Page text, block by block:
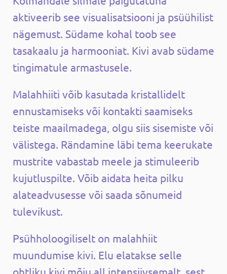
aktiveerib see visualisatsiooni ja psüühilist
nägemust. Südame kohal toob see
tasakaalu ja harmooniat. Kivi avab südame
tingimatule armastusele.
Malahhiiti võib kasutada kristallidelt
ennustamiseks või kontakti saamiseks
teiste maailmadega, olgu siis sisemiste või
välistega. Rändamine läbi tema keerukate
mustrite vabastab meele ja stimuleerib
kujutluspilte. Võib aidata heita pilku
alateadvusesse või saada sõnumeid
tulevikust.
Psühholoogiliselt on malahhiit
muundumise kivi. Elu elatakse selle
ohtliku kivi mõju all intensiivsemalt, sest